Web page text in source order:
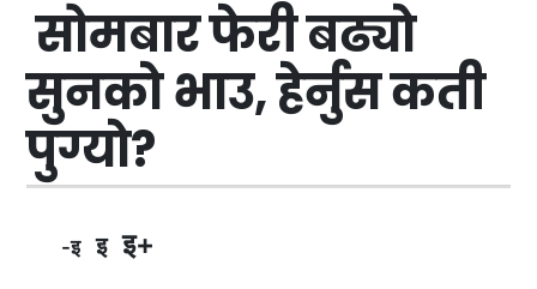
सोमबार फेरी बढ्याे
सुनकाे भाउ, हेर्नुस कती
पुग्याे?
-इ इ इ+